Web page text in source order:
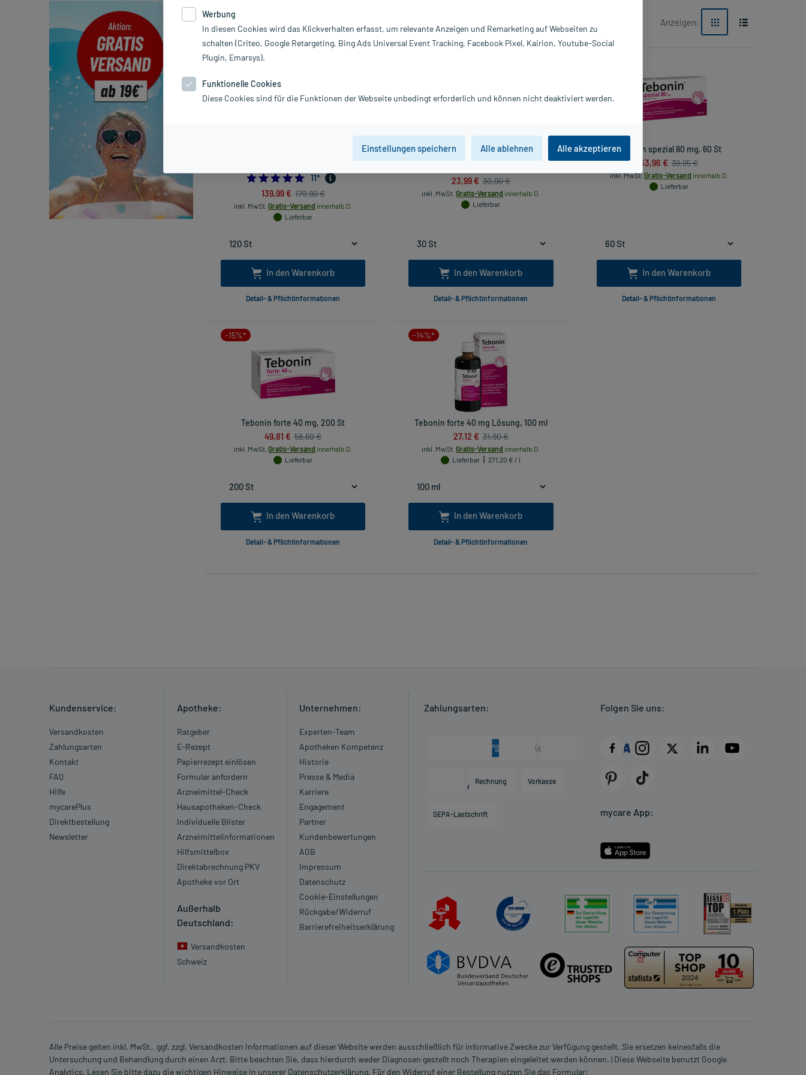
Sortieren Anzeigen:
-22%*
Tebonin konzent 240 mg Filmtabletten, 120
4.818181818181818
11*
139,99 € 179,90 €
inkl. MwSt. Gratis-Versand innerhalb D.
Lieferbar
In den Warenkorb
Detail- & Pflichtinformationen
Tebonin intens 120 mg Filmtabletten, 30 St
23,99 € 30,90 €
inkl. MwSt. Gratis-Versand innerhalb D.
Lieferbar
In den Warenkorb
Detail- & Pflichtinformationen
Tebonin spezial 80 mg, 60 St
33,96 € 39,95 €
inkl. MwSt.Gratis-Versand innerhalb D.
Lieferbar
In den Warenkorb
Detail- & Pflichtinformationen
-15%*
Tebonin forte 40 mg, 200 St
49,81 € 58,60 €
inkl. MwSt. Gratis-Versand innerhalb D.
Lieferbar
In den Warenkorb
Detail- & Pflichtinformationen
-14%*
Tebonin forte 40 mg Lösung, 100 ml
27,12 € 31,90 €
inkl. MwSt. Gratis-Versand innerhalb D.
Lieferbar
271,20 € / l
In den Warenkorb
Detail- & Pflichtinformationen
Kundenservice:
Versandkosten
Zahlungsarten
Kontakt
FAQ
Hilfe
mycarePlus
Direktbestellung
Newsletter
Apotheke:
Ratgeber
E-Rezept
Papierrezept einlösen
Formular anfordern
Arzneimittel-Check
Hausapotheken-Check
Individuelle Blister
Arzneimittelinformationen
Hilfsmittelbox
Direktabrechnung PKV
Apotheke vor Ort
Außerhalb
Deutschland:
Versandkosten
Schweiz
Unternehmen:
Experten-Team
Apotheken Kompetenz
Historie
Presse & Media
Karriere
Engagement
Partner
Kundenbewertungen
AGB
Impressum
Datenschutz
Cookie-Einstellungen
Rückgabe/Widerruf
Barrierefreiheitserklärung
Zahlungsarten:
Rechnung Vorkasse
SEPA-Lastschrift
Folgen Sie uns:
mycare App:
Alle Preise gelten inkl. MwSt., ggf. zzgl. Versandkosten Informationen auf dieser Website werden ausschließlich für informative Zwecke zur Verfügung gestellt. Sie ersetzen keinesfalls die
Untersuchung und Behandlung durch einen Arzt. Bitte beachten Sie, dass hierdurch weder Diagnosen gestellt noch Therapien eingeleitet werden können. | Diese Webseite benutzt Google
Analytics. Lesen Sie bitte dazu die wichtigen Hinweise in unserer Datenschutzerklärung. Für den Widerruf einer Bestellung nutzen Sie das Formular:
Werbung
In diesen Cookies wird das Klickverhalten erfasst, um relevante Anzeigen und Remarketing auf Webseiten zu
schalten (Criteo, Google Retargeting, Bing Ads Universal Event Tracking, Facebook Pixel, Kairion, Youtube-Social
Plugin, Emarsys).
Funktionelle Cookies
Diese Cookies sind für die Funktionen der Webseite unbedingt erforderlich und können nicht deaktiviert werden.
Einstellungen speichern Alle ablehnen Alle akzeptieren